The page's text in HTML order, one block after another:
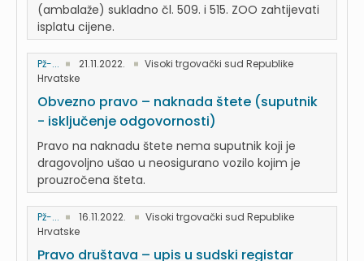
(ambalaže) sukladno čl. 509. i 515. ZOO zahtijevati
isplatu cijene.
Pž-... 21.11.2022.
Visoki trgovački sud Republike
Hrvatske
Obvezno pravo – naknada štete (suputnik
- isključenje odgovornosti)
Pravo na naknadu štete nema suputnik koji je
dragovoljno ušao u neosigurano vozilo kojim je
prouzročena šteta.
Pž-... 16.11.2022.
Visoki trgovački sud Republike
Hrvatske
Pravo društava – upis u sudski registar